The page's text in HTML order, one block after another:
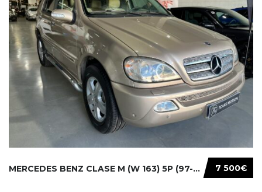
7 500€
MERCEDES BENZ CLASE M (W 163) 5P (97-05) 200...